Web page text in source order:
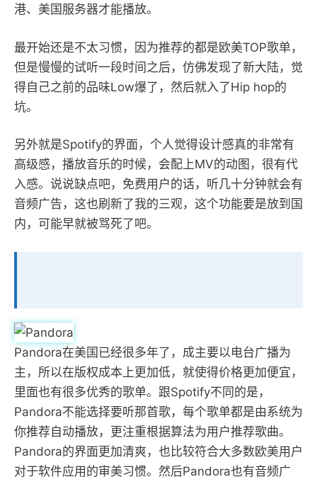
港、美国服务器才能播放。
最开始还是不太习惯，因为推荐的都是欧美TOP歌单，
但是慢慢的试听一段时间之后，仿佛发现了新大陆，觉
得自己之前的品味Low爆了，然后就入了Hip hop的
坑。
另外就是Spotify的界面，个人觉得设计感真的非常有
高级感，播放音乐的时候，会配上MV的动图，很有代
入感。说说缺点吧，免费用户的话，听几十分钟就会有
音频广告，这也刷新了我的三观，这个功能要是放到国
内，可能早就被骂死了吧。
Pandora在美国已经很多年了，成主要以电台广播为
主，所以在版权成本上更加低，就使得价格更加便宜，
里面也有很多优秀的歌单。跟Spotify不同的是，
Pandora不能选择要听那首歌，每个歌单都是由系统为
你推荐自动播放，更注重根据算法为用户推荐歌曲。
Pandora的界面更加清爽，也比较符合大多数欧美用户
对于软件应用的审美习惯。然后Pandora也有音频广